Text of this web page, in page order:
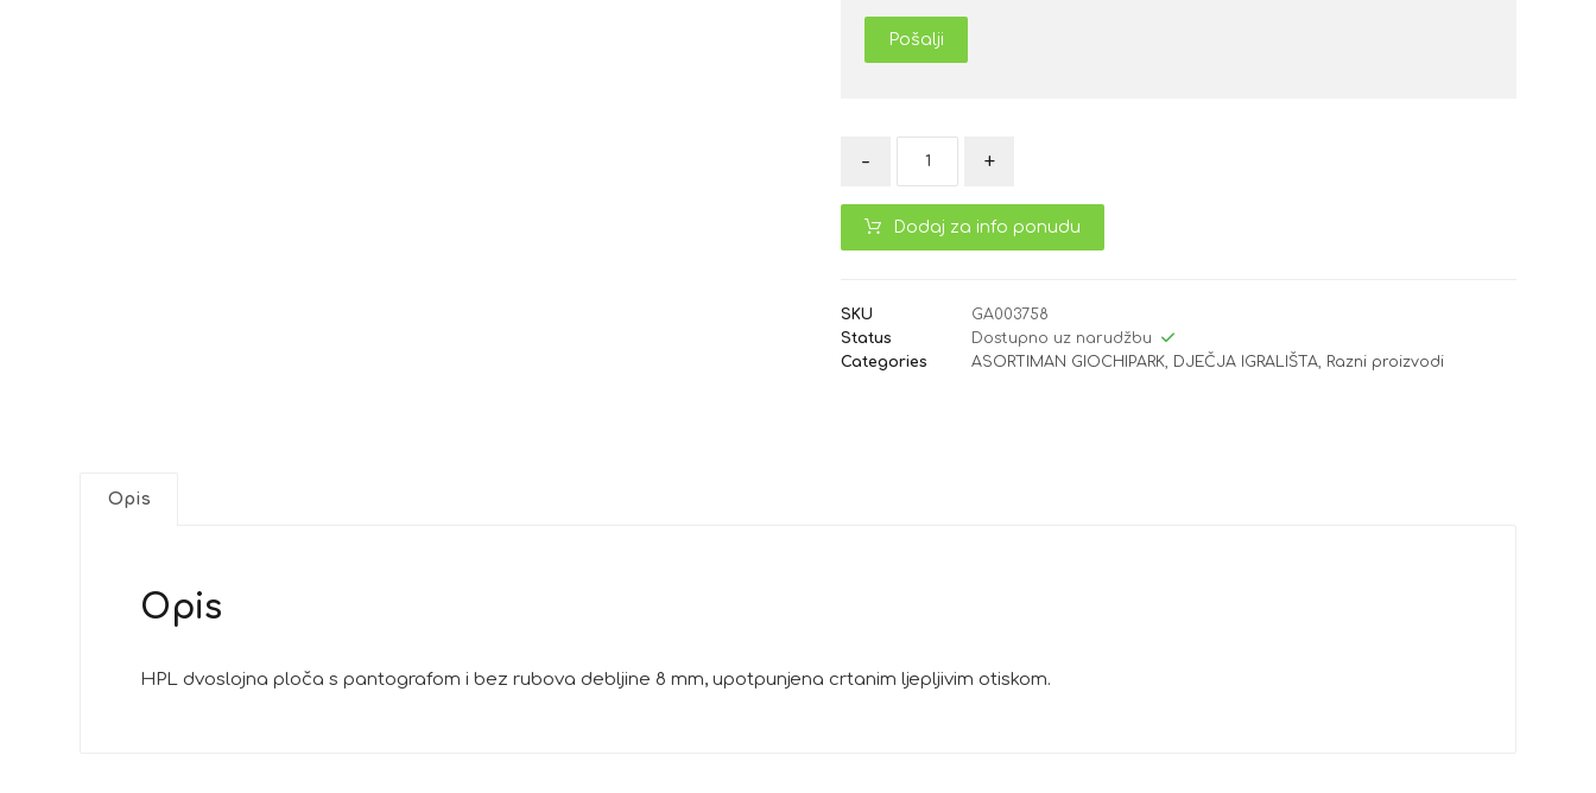
Pošalji
- +
Dodaj za info ponudu
SKU
GA003758
Status
Dostupno uz narudžbu
Categories
ASORTIMAN GIOCHIPARK, DJEČJA IGRALIŠTA, Razni proizvodi
Opis
Opis
HPL dvoslojna ploča s pantografom i bez rubova debljine 8 mm, upotpunjena crtanim ljepljivim otiskom.